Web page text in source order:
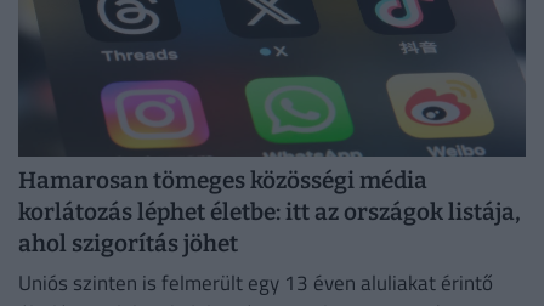
Hamarosan tömeges közösségi média
korlátozás léphet életbe: itt az országok listája,
ahol szigorítás jöhet
Uniós szinten is felmerült egy 13 éven aluliakat érintő